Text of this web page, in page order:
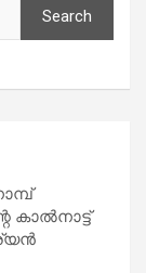
Search
കാൽനാട്ട്